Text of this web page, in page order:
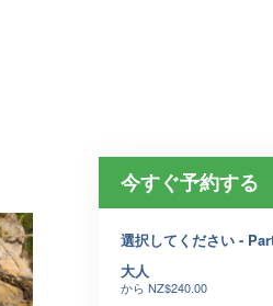
今すぐ予約する
選択してください -
大人
から NZ$240.00